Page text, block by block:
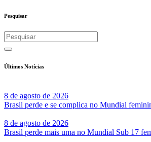
Pesquisar
Últimos Notícias
8 de agosto de 2026
Brasil perde e se complica no Mundial
8 de agosto de 2026
Brasil perde mais uma no Mundial Sub 17